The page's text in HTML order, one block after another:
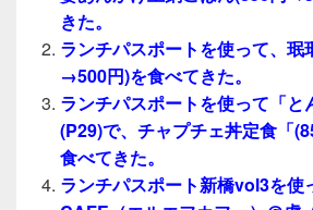
きた。
ランチパスポートを使って、珉
→500円)を食べてきた。
ランチパスポートを使って「と
(P29)で、チャプチェ丼定食「
食べてきた。
ランチパスポート新橋vol3を使